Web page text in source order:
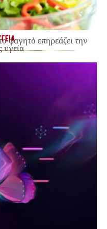
φαγητό επηρεάζει την
υγεία